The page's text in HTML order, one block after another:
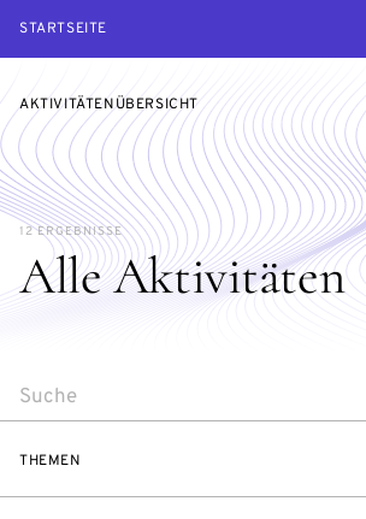
STARTSEITE
AKTIVITÄTENÜBERSICHT
Alle Aktivitäten
12 ERGEBNISSE
THEMEN